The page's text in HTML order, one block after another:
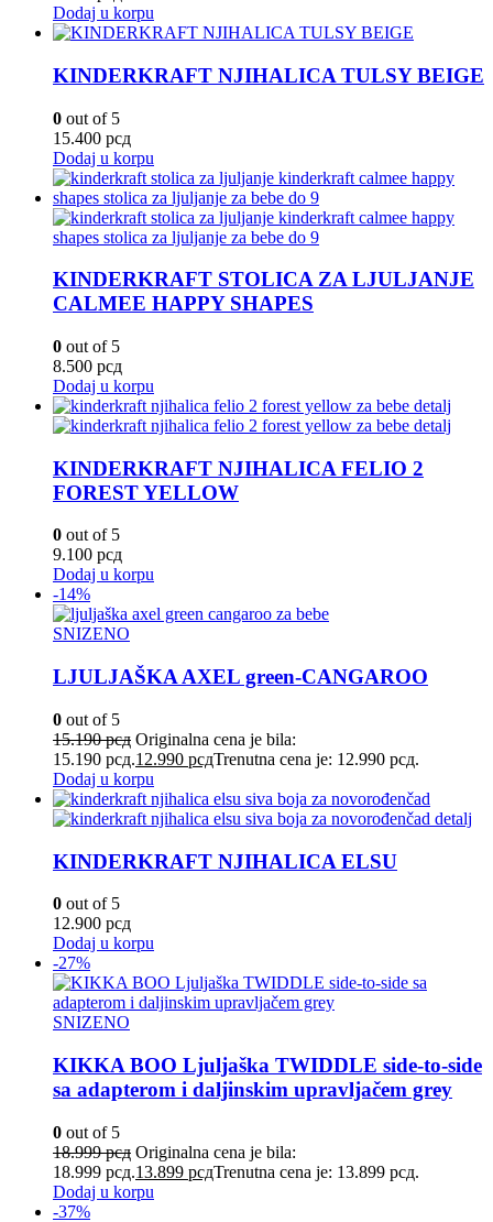
Dodaj u korpu
KINDERKRAFT NJIHALICA TULSY BEIGE
0 out of 5
15.400 рсд
Dodaj u korpu
KINDERKRAFT STOLICA ZA LJULJANJE
CALMEE HAPPY SHAPES
0 out of 5
8.500 рсд
Dodaj u korpu
KINDERKRAFT NJIHALICA FELIO 2
FOREST YELLOW
0 out of 5
9.100 рсд
Dodaj u korpu
-14%
SNIZENO
LJULJAŠKA AXEL green-CANGAROO
0 out of 5
15.190рсд Originalna cena je bila:
15.190 рсд.12.990 рсдTrenutna cena je: 12.990 рсд.
Dodaj u korpu
KINDERKRAFT NJIHALICA ELSU
0 out of 5
12.900 рсд
Dodaj u korpu
-27%
SNIZENO
KIKKA BOO Ljuljaška TWIDDLE side-to-side
sa adapterom i daljinskim upravljačem grey
0 out of 5
18.999рсд Originalna cena je bila:
18.999 рсд.13.899 рсдTrenutna cena je: 13.899 рсд.
Dodaj u korpu
-37%